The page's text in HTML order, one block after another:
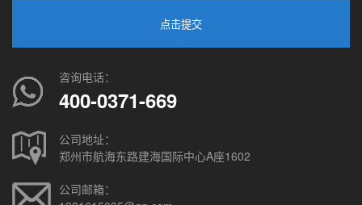
点击提交
咨询电话：
400-0371-669
公司地址：
郑州市航海东路建海国际中心A座1602
公司邮箱：